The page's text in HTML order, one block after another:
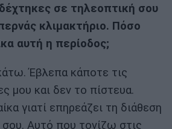
σε τηλεοπτική σου
κλιμακτήριο. Πόσο
αυτή η περίοδος;
Έβλεπα κάποτε τις
μου και δεν το πίστευα.
γιατί επηρεάζει τη διάθεση
Αυτό που τονίζω στις